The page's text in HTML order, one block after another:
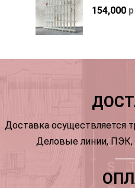
154,000 р
Доставка осуществляется
Деловые линии,